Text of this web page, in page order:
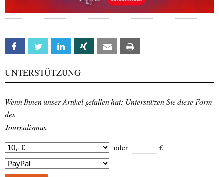
Facebook Twitter Linkedin Xing Email
UNTERSTÜTZUNG
Wenn Ihnen unser Artikel gefallen hat: Unterstützen Sie diese Form
des
Journalismus.
oder €